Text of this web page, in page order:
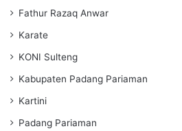
Fathur Razaq Anwar
Karate
KONI Sulteng
Kabupaten Padang Pariaman
Kartini
Padang Pariaman